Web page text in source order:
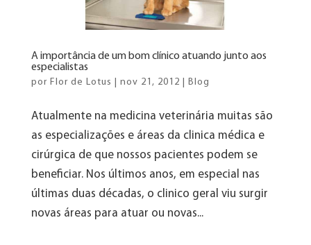
A importância de um bom clínico atuando junto aos
especialistas
por Flor de Lotus nov 21, 2012 Blog
Atualmente na medicina veterinária muitas são
as especializações e áreas da clinica médica e
cirúrgica de que nossos pacientes podem se
beneficiar. Nos últimos anos, em especial nas
últimas duas décadas, o clinico geral viu surgir
novas áreas para atuar ou novas...